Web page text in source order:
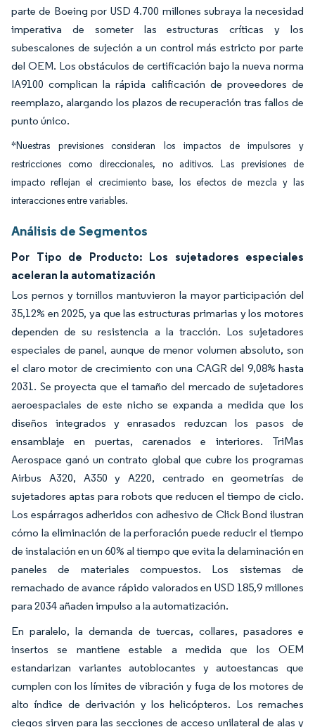
parte de Boeing por USD 4.700 millones subraya la necesidad
imperativa de someter las estructuras críticas y los
subescalones de sujeción a un control más estricto por parte
del OEM. Los obstáculos de certificación bajo la nueva norma
IA9100 complican la rápida calificación de proveedores de
reemplazo, alargando los plazos de recuperación tras fallos de
punto único.
*Nuestras previsiones consideran los impactos de impulsores y
restricciones como direccionales, no aditivos. Las previsiones de
impacto reflejan el crecimiento base, los efectos de mezcla y las
interacciones entre variables.
Análisis de Segmentos
Por Tipo de Producto: Los sujetadores especiales
aceleran la automatización
Los pernos y tornillos mantuvieron la mayor participación del
35,12% en 2025, ya que las estructuras primarias y los motores
dependen de su resistencia a la tracción. Los sujetadores
especiales de panel, aunque de menor volumen absoluto, son
el claro motor de crecimiento con una CAGR del 9,08% hasta
2031. Se proyecta que el tamaño del mercado de sujetadores
aeroespaciales de este nicho se expanda a medida que los
diseños integrados y enrasados reduzcan los pasos de
ensamblaje en puertas, carenados e interiores. TriMas
Aerospace ganó un contrato global que cubre los programas
Airbus A320, A350 y A220, centrado en geometrías de
sujetadores aptas para robots que reducen el tiempo de ciclo.
Los espárragos adheridos con adhesivo de Click Bond ilustran
cómo la eliminación de la perforación puede reducir el tiempo
de instalación en un 60% al tiempo que evita la delaminación en
paneles de materiales compuestos. Los sistemas de
remachado de avance rápido valorados en USD 185,9 millones
para 2034 añaden impulso a la automatización.
En paralelo, la demanda de tuercas, collares, pasadores e
insertos se mantiene estable a medida que los OEM
estandarizan variantes autoblocantes y autoestancas que
cumplen con los límites de vibración y fuga de los motores de
alto índice de derivación y los helicópteros. Los remaches
ciegos sirven para las secciones de acceso unilateral de alas y